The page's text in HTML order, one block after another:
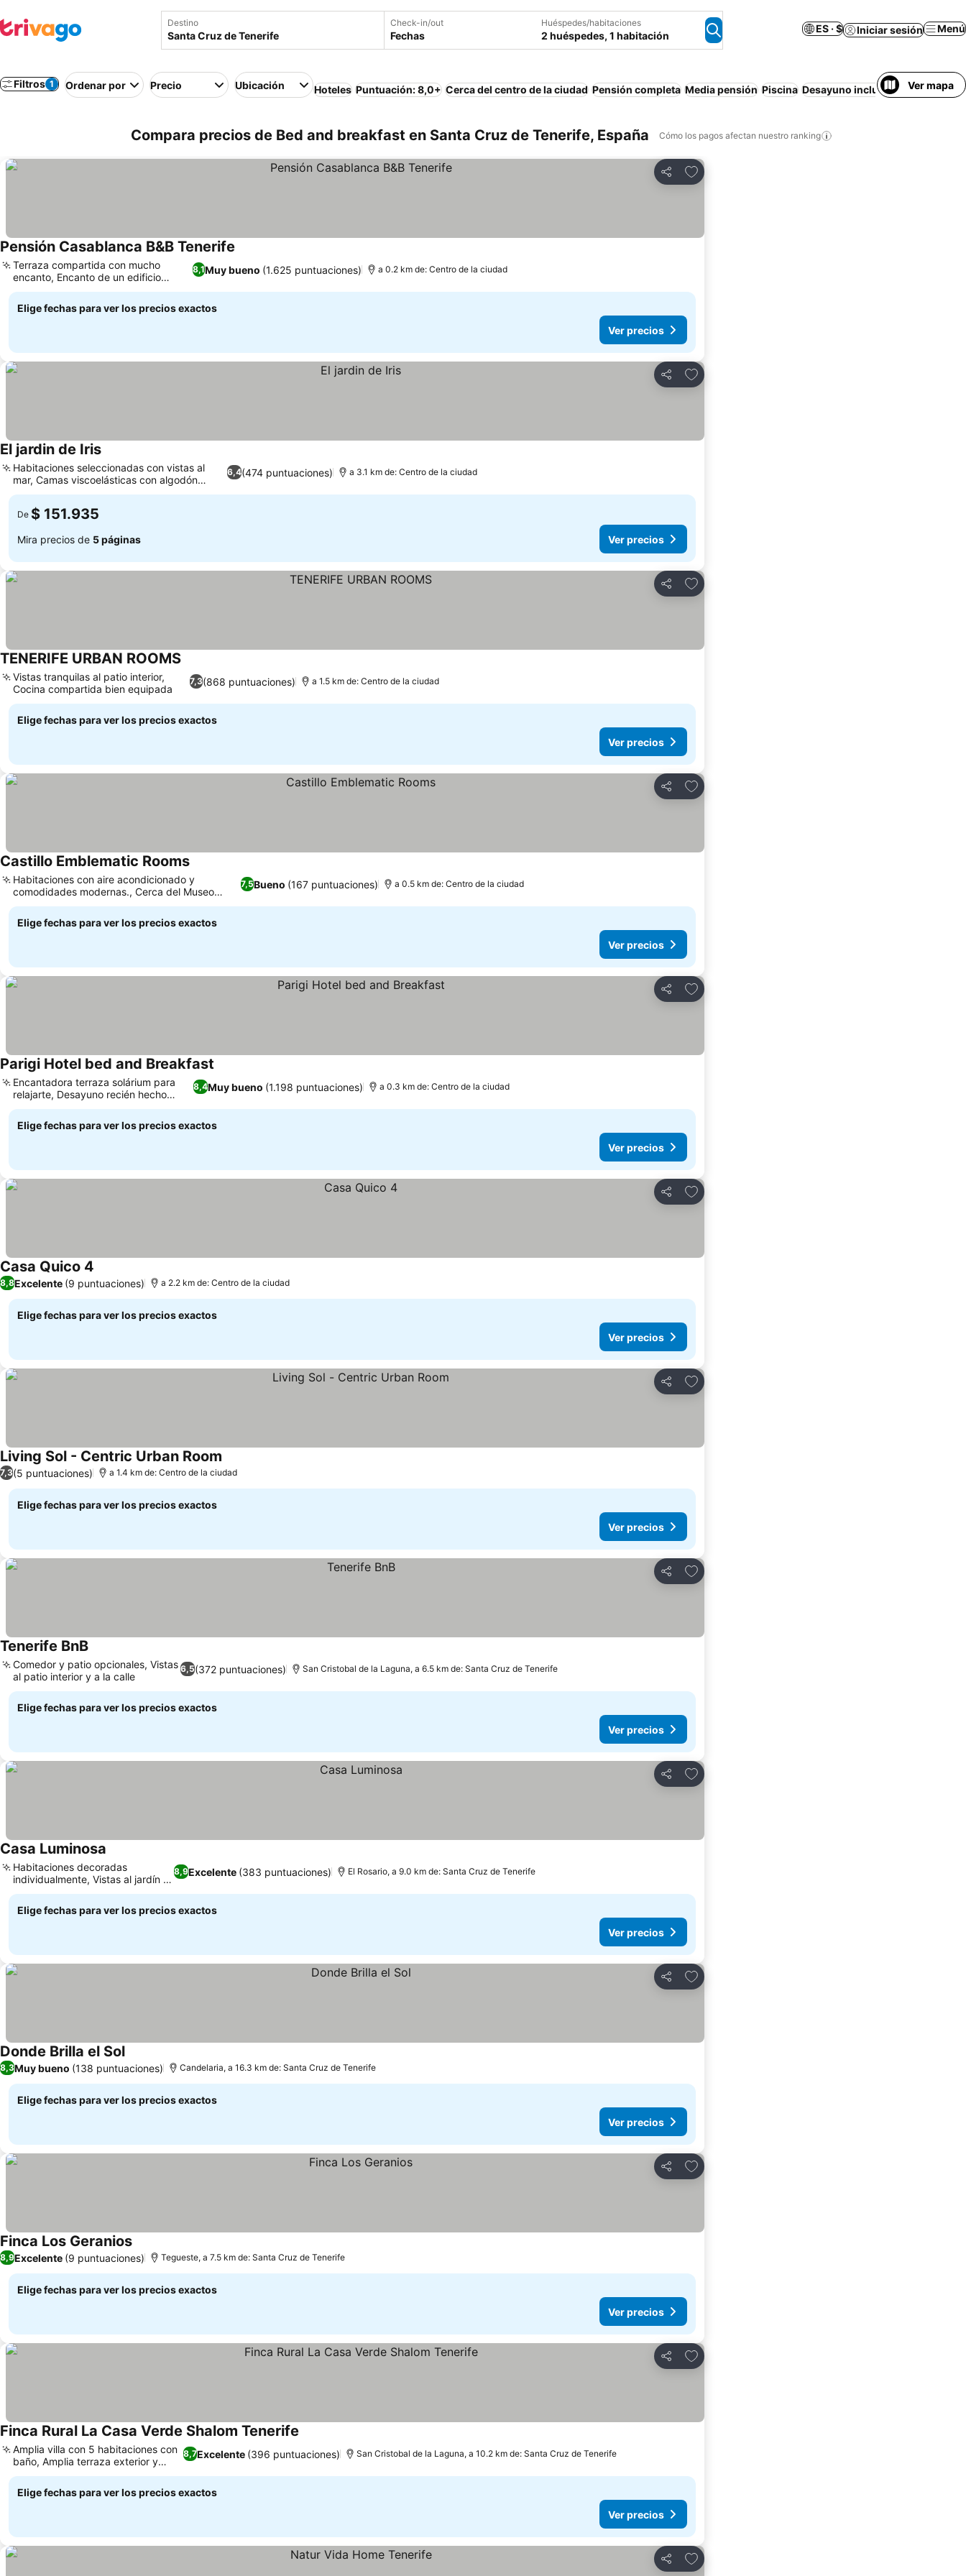
Destino Check-in/out
Fechas
Huéspedes/habitaciones
2 huéspedes, 1 habitación
ES · $ Iniciar sesión Menú
Filtros 1 Ordenar por Precio Ubicación Hoteles Puntuación: 8,0+ Cerca del centro de la ciudad Pensión completa Media pensión Piscina Desayuno incluido Cancelación
Ver mapa
Compara precios de Bed and breakfast en Santa Cruz de Tenerife, España Cómo los pagos afectan nuestro ranking
Compartir
Agregar a favoritos
Pensión Casablanca B&B Tenerife
8,1Muy bueno (1.625 puntuaciones)
Terraza compartida con mucho
encanto, Encanto de un edificio
histórico de 1910
a 0.2 km de: Centro de la ciudad
Elige fechas para ver los precios exactos
Ver precios
Compartir
Agregar a favoritos
El jardin de Iris
6,4(474 puntuaciones)
Habitaciones seleccionadas con vistas al
mar, Camas viscoelásticas con algodón
egipcio
a 3.1 km de: Centro de la ciudad
De $ 151.935
Mira precios de 5 páginas Ver precios
Compartir
Agregar a favoritos
TENERIFE URBAN ROOMS
7,3(868 puntuaciones)
Vistas tranquilas al patio interior,
Cocina compartida bien equipada
a 1.5 km de: Centro de la ciudad
Elige fechas para ver los precios exactos
Ver precios
Compartir
Agregar a favoritos
Castillo Emblematic Rooms
7,5Bueno (167 puntuaciones)
Habitaciones con aire acondicionado y
comodidades modernas., Cerca del Museo
Municipal de Bellas Artes
a 0.5 km de: Centro de la ciudad
Elige fechas para ver los precios exactos
Ver precios
Compartir
Agregar a favoritos
Parigi Hotel bed and Breakfast
8,4Muy bueno (1.198 puntuaciones)
Encantadora terraza solárium para
relajarte, Desayuno recién hecho
todos los días
a 0.3 km de: Centro de la ciudad
Elige fechas para ver los precios exactos
Ver precios
Compartir
Agregar a favoritos
Casa Quico 4
8,8Excelente (9 puntuaciones) a 2.2 km de: Centro de la ciudad
Elige fechas para ver los precios exactos
Ver precios
Compartir
Agregar a favoritos
Living Sol - Centric Urban Room
7,3(5 puntuaciones) a 1.4 km de: Centro de la ciudad
Elige fechas para ver los precios exactos
Ver precios
Compartir
Agregar a favoritos
Tenerife BnB
6,5(372 puntuaciones)
Comedor y patio opcionales, Vistas
al patio interior y a la calle
San Cristobal de la Laguna, a 6.5 km de: Santa Cruz de Tenerife
Elige fechas para ver los precios exactos
Ver precios
Compartir
Agregar a favoritos
Casa Luminosa
8,9Excelente (383 puntuaciones)
Habitaciones decoradas
individualmente, Vistas al jardín y
solárium
El Rosario, a 9.0 km de: Santa Cruz de Tenerife
Elige fechas para ver los precios exactos
Ver precios
Compartir
Agregar a favoritos
Donde Brilla el Sol
8,3Muy bueno (138 puntuaciones) Candelaria, a 16.3 km de: Santa Cruz de Tenerife
Elige fechas para ver los precios exactos
Ver precios
Compartir
Agregar a favoritos
Finca Los Geranios
8,9Excelente (9 puntuaciones) Tegueste, a 7.5 km de: Santa Cruz de Tenerife
Elige fechas para ver los precios exactos
Ver precios
Compartir
Agregar a favoritos
Finca Rural La Casa Verde Shalom Tenerife
8,7Excelente (396 puntuaciones)
Amplia villa con 5 habitaciones con
baño, Amplia terraza exterior y
jardín
San Cristobal de la Laguna, a 10.2 km de: Santa Cruz de Tenerife
Elige fechas para ver los precios exactos
Ver precios
Compartir
Agregar a favoritos